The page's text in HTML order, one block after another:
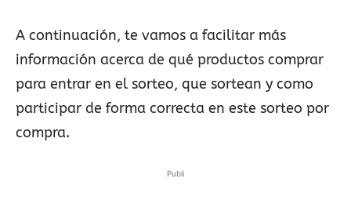
A continuación, te vamos a facilitar más
información acerca de qué productos comprar
para entrar en el sorteo, que sortean y como
participar de forma correcta en este sorteo por
compra.
Publi